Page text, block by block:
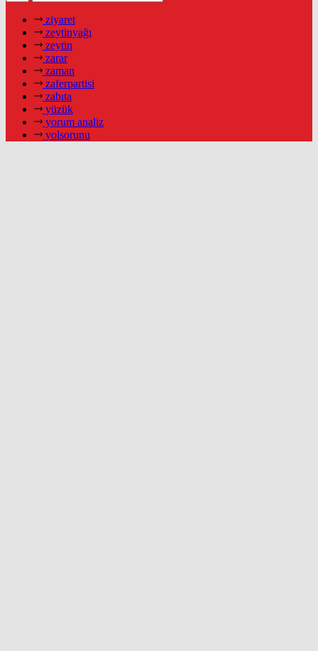
ziyaret
zeytinyağı
zeytin
zarar
zaman
zaferpartisi
zabıta
yüzük
yorum analiz
yolsorunu